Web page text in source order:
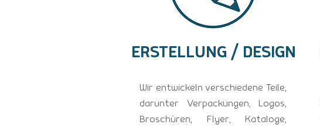
ERSTELLUNG / DESIGN
Wir entwickeln verschiedene Teile,
darunter Verpackungen, Logos,
Broschüren, Flyer, Kataloge,